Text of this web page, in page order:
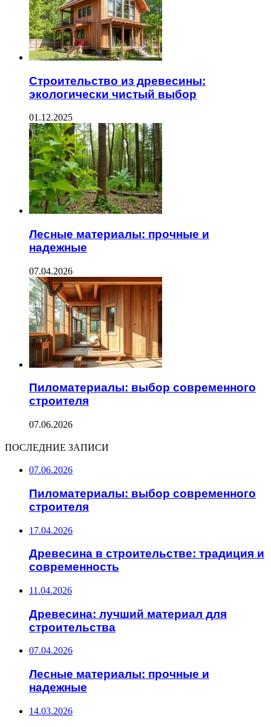
Строительство из древесины:
экологически чистый выбор
01.12.2025
Лесные материалы: прочные и
надежные
07.04.2026
Пиломатериалы: выбор современного
строителя
07.06.2026
ПОСЛЕДНИЕ ЗАПИСИ
07.06.2026
Пиломатериалы: выбор современного
строителя
17.04.2026
Древесина в строительстве: традиция и
современность
11.04.2026
Древесина: лучший материал для
строительства
07.04.2026
Лесные материалы: прочные и
надежные
14.03.2026